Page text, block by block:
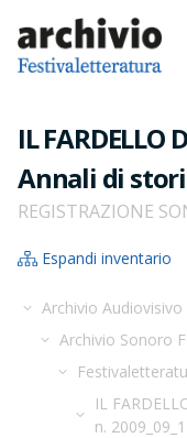
IL FARDELLO
Annali di
REGISTRAZIONE
Espandi inventario
Archivio
Archivio Sonoro
IL
n.